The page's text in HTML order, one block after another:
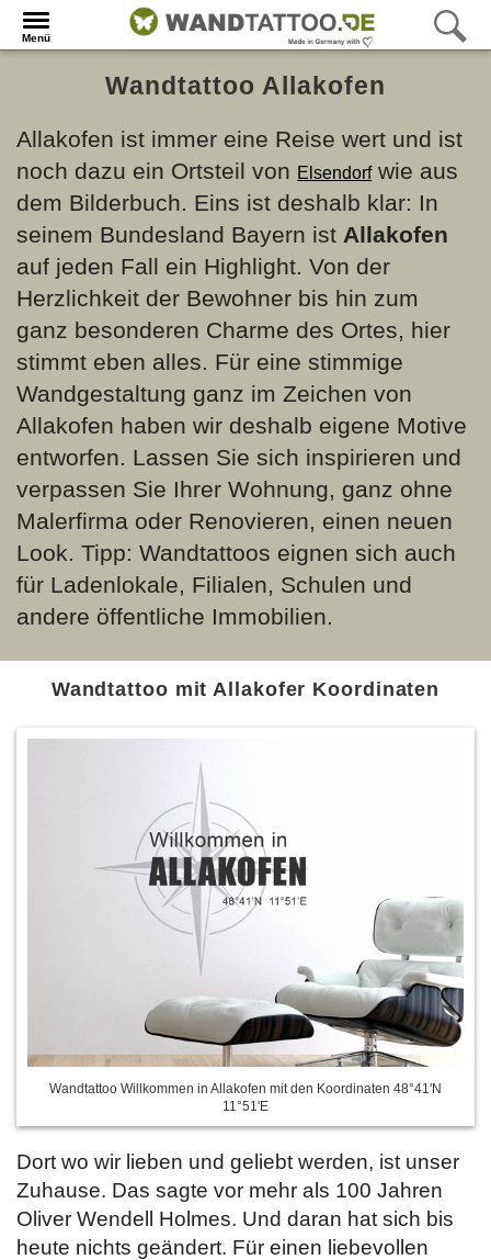
Menü
Wandtattoo Allakofen
Allakofen ist immer eine Reise wert und ist
noch dazu ein Ortsteil von Elsendorfwie aus
dem Bilderbuch. Eins ist deshalb klar: In
seinem Bundesland Bayern ist Allakofen
auf jeden Fall ein Highlight. Von der
Herzlichkeit der Bewohner bis hin zum
ganz besonderen Charme des Ortes, hier
stimmt eben alles. Für eine stimmige
Wandgestaltung ganz im Zeichen von
Allakofen haben wir deshalb eigene Motive
entworfen. Lassen Sie sich inspirieren und
verpassen Sie Ihrer Wohnung, ganz ohne
Malerfirma oder Renovieren, einen neuen
Look. Tipp: Wandtattoos eignen sich auch
für Ladenlokale, Filialen, Schulen und
andere öffentliche Immobilien.
Wandtattoo mit Allakofer Koordinaten
Wandtattoo Willkommen in Allakofen mit den Koordinaten 48°41'N
11°51'E
Dort wo wir lieben und geliebt werden, ist unser
Zuhause. Das sagte vor mehr als 100 Jahren
Oliver Wendell Holmes. Und daran hat sich bis
heute nichts geändert. Für einen liebevollen